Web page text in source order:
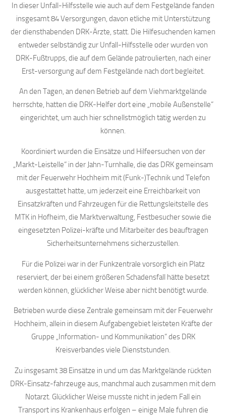
In dieser Unfall-Hilfsstelle wie auch auf dem Festgelände fanden
insgesamt 84 Versorgungen, davon etliche mit Unterstützung
der diensthabenden DRK-Ärzte, statt. Die Hilfesuchenden kamen
entweder selbständig zur Unfall-Hilfsstelle oder wurden von
DRK-Fußtrupps, die auf dem Gelände patroulierten, nach einer
Erst-versorgung auf dem Festgelände nach dort begleitet.
An den Tagen, an denen Betrieb auf dem Viehmarktgelände
herrschte, hatten die DRK-Helfer dort eine „mobile Außenstelle“
eingerichtet, um auch hier schnellstmöglich tätig werden zu
können.
Koordiniert wurden die Einsätze und Hilfeersuchen von der
„Markt-Leistelle“ in der Jahn-Turnhalle, die das DRK gemeinsam
mit der Feuerwehr Hochheim mit (Funk-)Technik und Telefon
ausgestattet hatte, um jederzeit eine Erreichbarkeit von
Einsatzkräften und Fahrzeugen für die Rettungsleitstelle des
MTK in Hofheim, die Marktverwaltung, Festbesucher sowie die
eingesetzten Polizei-kräfte und Mitarbeiter des beauftragen
Sicherheitsunternehmens sicherzustellen.
Für die Polizei war in der Funkzentrale vorsorglich ein Platz
reserviert, der bei einem größeren Schadensfall hätte besetzt
werden können, glücklicher Weise aber nicht benötigt wurde.
Betrieben wurde diese Zentrale gemeinsam mit der Feuerwehr
Hochheim, allein in diesem Aufgabengebiet leisteten Kräfte der
Gruppe „Information- und Kommunikation“ des DRK
Kreisverbandes viele Dienststunden.
Zu insgesamt 38 Einsätze in und um das Marktgelände rückten
DRK-Einsatz-fahrzeuge aus, manchmal auch zusammen mit dem
Notarzt. Glücklicher Weise musste nicht in jedem Fall ein
Transport ins Krankenhaus erfolgen – einige Male fuhren die